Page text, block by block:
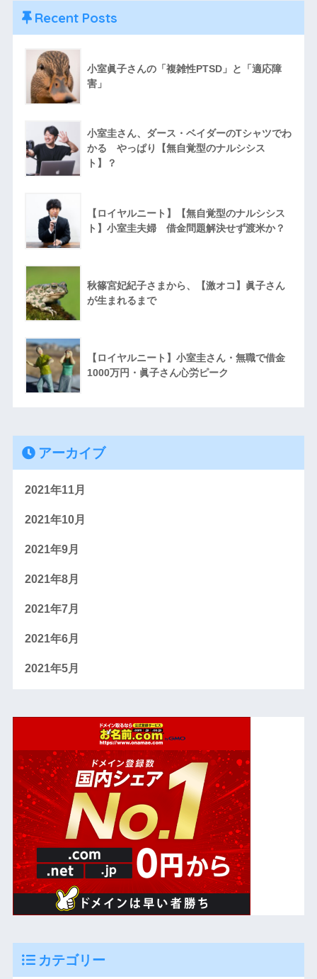
Recent Posts
小室眞子さんの「複雑性PTSD」と「適応障
害」
小室圭さん、ダース・ベイダーのTシャツでわ
かる やっぱり【無自覚型のナルシシス
ト】？
【ロイヤルニート】【無自覚型のナルシシス
ト】小室圭夫婦 借金問題解決せず渡米か？
秋篠宮妃紀子さまから、【激オコ】眞子さん
が生まれるまで
【ロイヤルニート】小室圭さん・無職で借金
1000万円・眞子さん心労ピーク
アーカイブ
2021年11月
2021年10月
2021年9月
2021年8月
2021年7月
2021年6月
2021年5月
カテゴリー